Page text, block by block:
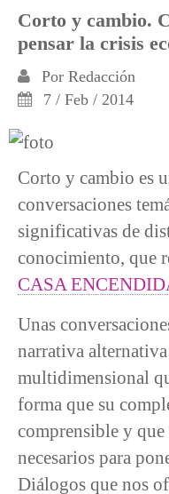
Corto y cambio.
pensar la crisis
Por Redacción
7 / Feb / 2014
Corto y cambio es
conversaciones
significativas de
conocimiento, que
CASA
Unas
narrativa
multidimensional
forma que su
comprensible y que
necesarios para
Diálogos que nos